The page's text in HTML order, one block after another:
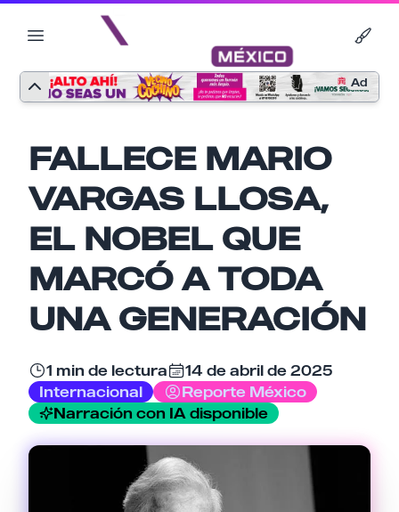
Ad
FALLECE MARIO
VARGAS LLOSA,
EL NOBEL QUE
MARCÓ A TODA
UNA GENERACIÓN
1 min de lectura
14 de abril de 2025
Internacional
Reporte México
Narración con IA disponible
Nombre
Email
Tu comentario